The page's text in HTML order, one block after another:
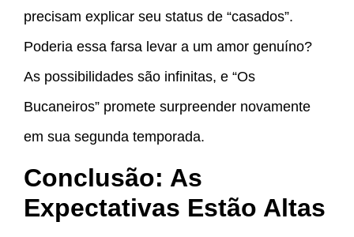
precisam explicar seu status de “casados”.
Poderia essa farsa levar a um amor genuíno?
As possibilidades são infinitas, e “Os
Bucaneiros” promete surpreender novamente
em sua segunda temporada.
Conclusão: As
Expectativas Estão Altas